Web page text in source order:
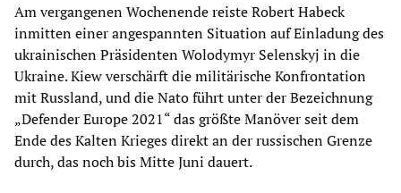
Am vergangenen Wochenende reiste Robert Habeck
inmitten einer angespannten Situation auf Einladung des
ukrainischen Präsidenten Wolodymyr Selenskyj in die
Ukraine. Kiew verschärft die militärische Konfrontation
mit Russland, und die Nato führt unter der Bezeichnung
„Defender Europe 2021“ das größte Manöver seit dem
Ende des Kalten Krieges direkt an der russischen Grenze
durch, das noch bis Mitte Juni dauert.